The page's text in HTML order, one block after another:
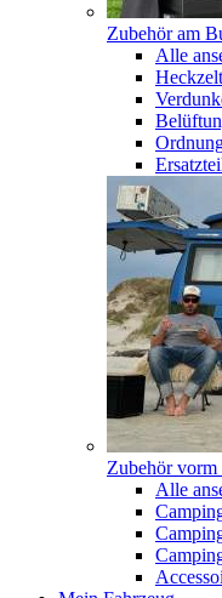
Zubehör am
Alle
Zubehör vorm
Alle